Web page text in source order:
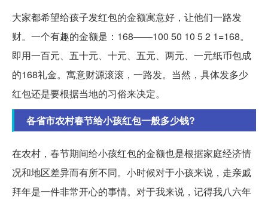
大家都希望给孩子发红包的金额寓意好，让他们一路发
财。一个有趣的金额是：168——100 50 10 5 2 1=168。
即用一百元、五十元、十元、五元、两元、一元纸币包成
的168礼金。寓意财源滚滚，一路发。当然，具体发多少
红包还是要根据当地的习俗来决定。
各省市农村春节给小孩红包一般多少钱?
在农村，春节期间给小孩红包的金额也是根据家庭经济情
况和地区差异而有所不同。小时候对于小孩来说，走亲戚
拜年是一件非常开心的事情。对于我来说，记得我八六年